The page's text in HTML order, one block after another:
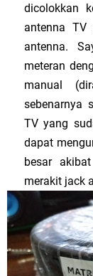
dicolokkan
antenna
antenna.
meteran
manual
sebenarnya
TV yang
dapat
besar
merakit jack